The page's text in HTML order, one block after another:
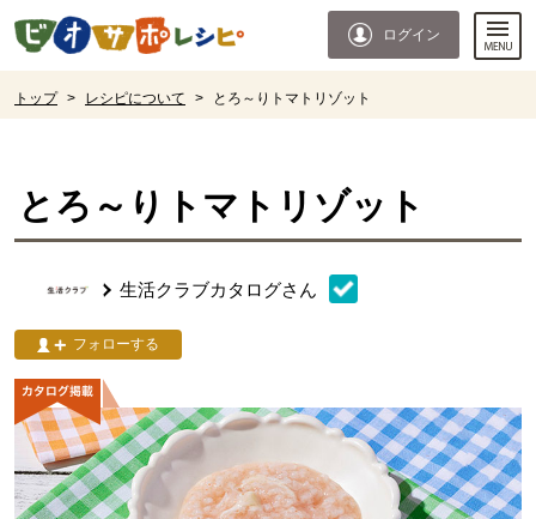
ページの先頭です。
ログイン
トップ > レシピについて > とろ～りトマトリゾット
とろ～りトマトリゾット
生活クラブカタログさん
フォローする